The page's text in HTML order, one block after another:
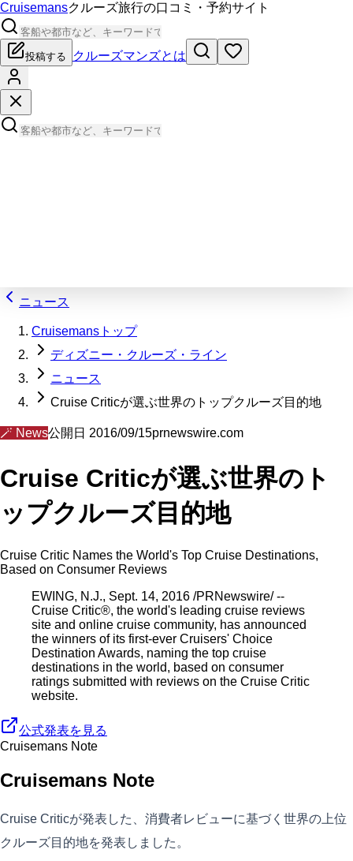
Cruisemansクルーズ旅行の口コミ・予約サイト
投稿する クルーズマンズとは
ニュース
Cruisemansトップ
ディズニー・クルーズ・ライン
ニュース
Cruise Criticが選ぶ世界のトップクルーズ目的地
🪄 News公開日 2016/09/15prnewswire.com
Cruise Criticが選ぶ世界のト
ップクルーズ目的地
Cruise Critic Names the World's Top Cruise Destinations,
Based on Consumer Reviews
EWING, N.J., Sept. 14, 2016 /PRNewswire/ --
Cruise Critic®, the world's leading cruise reviews
site and online cruise community, has announced
the winners of its first-ever Cruisers' Choice
Destination Awards, naming the top cruise
destinations in the world, based on consumer
ratings submitted with reviews on the Cruise Critic
website.
公式発表を見る
Cruisemans Note
Cruisemans Note
Cruise Criticが発表した、消費者レビューに基づく世界の上位
クルーズ目的地を発表しました。